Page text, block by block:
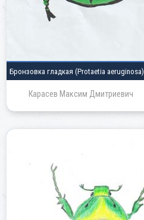
Бронзовка гладкая (Protaetia aeruginosa)
Карасев Максим Дмитриевич